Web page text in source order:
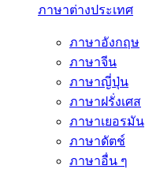
ภาษาต่างประเทศ
ภาษาอังกฤษ
ภาษาจีน
ภาษาญี่ปุ่น
ภาษาฝรั่งเศส
ภาษาเยอรมัน
ภาษาดัตช์
ภาษาอื่น ๆ